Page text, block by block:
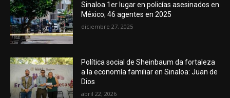
Sinaloa 1er lugar en policías asesinados en
México; 46 agentes en 2025
diciembre 27, 2025
Política social de Sheinbaum da fortaleza
a la economía familiar en Sinaloa: Juan de
Dios
abril 22, 2026